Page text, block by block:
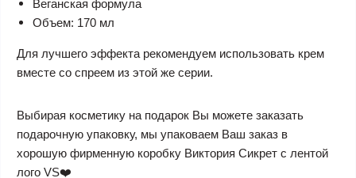
Веганская формула
Объем: 170 мл
Для лучшего эффекта рекомендуем использовать крем
вместе со спреем из этой же серии.
Выбирая косметику на подарок Вы можете заказать
подарочную упаковку, мы упаковаем Ваш заказ в
хорошую фирменную коробку Виктория Сикрет с лентой
лого VS❤️